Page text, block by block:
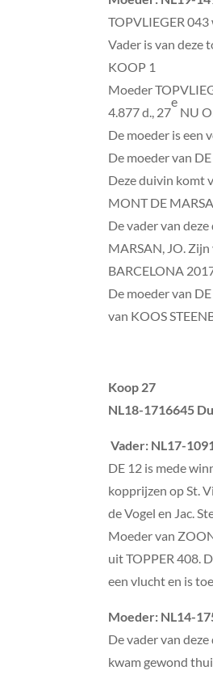
TOPVLIEGER
Vader is van deze
KOOP 1
Moeder
4.877 d., 27
e
NU
De moeder is een
De moeder van
Deze duivin komt
MONT DE
De vader van
MARSAN, JO.
BARCELONA
De moeder van
van KOOS
Koop 27
NL18-1716645
Vader: NL17-
DE 12 is mede
kopprijzen op St.
de Vogel en Jac.
Moeder van
uit TOPPER 408.
een vlucht en is
Moeder: NL14-
De vader van
kwam gewond